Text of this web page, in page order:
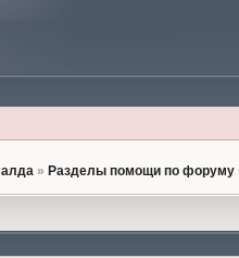
» Разделы помощи по форуму